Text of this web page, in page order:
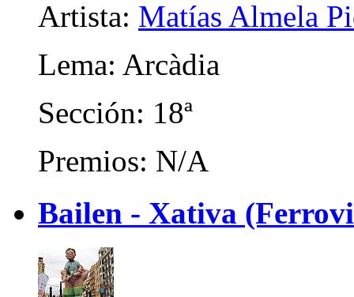
Artista: Matías Almela
Lema: Arcàdia
Sección: 18ª
Premios: N/A
Bailen - Xativa